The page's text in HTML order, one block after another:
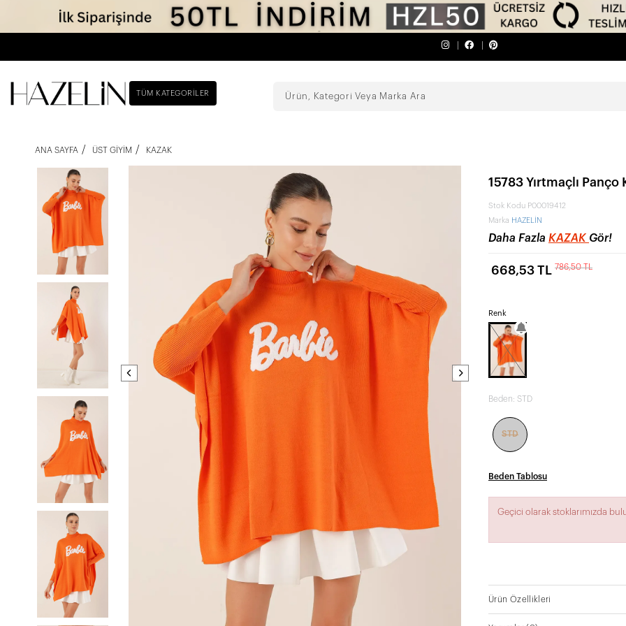
TÜM KATEGORILER
ANA SAYFA ÜST GIYIM KAZAK
15783 Yırtmaçlı Panço
Stok Kodu P00019412
Marka HAZELİN
Daha Fazla KAZAK Gör!
668,53 TL 786,50 TL
Renk
Beden: STD
STD
Beden Tablosu
Geçici olarak stoklarımızda
Ürün Özellikleri